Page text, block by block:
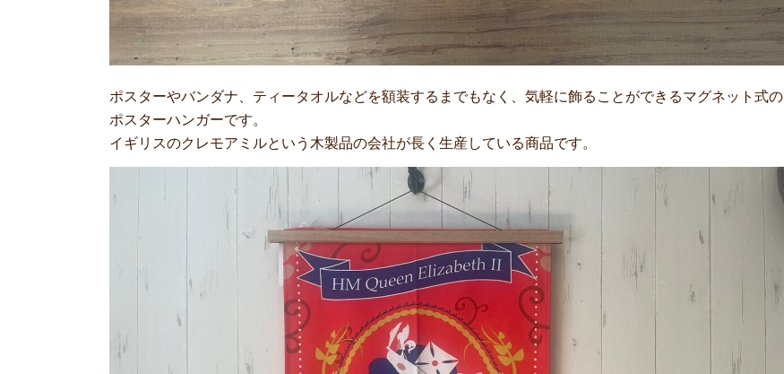
ポスターやバンダナ、ティータオルなどを額装するまでもなく、気軽に飾ることができるマグネット式の
ポスターハンガーです。
イギリスのクレモアミルという木製品の会社が長く生産している商品です。